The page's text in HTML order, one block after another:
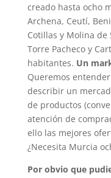
creado hasta ocho
Archena, Ceutí,
Cotillas y Molina de
Torre Pacheco y
habitantes. Un
Queremos
describir un
de productos
atención de
ello las mejores
¿Necesita Murcia
Por obvio que